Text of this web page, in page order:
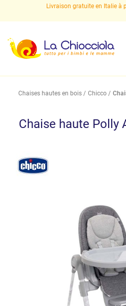
Livraison gratuite en Italie à
Chaises hautes en bois Chicco
Chaise haute Polly